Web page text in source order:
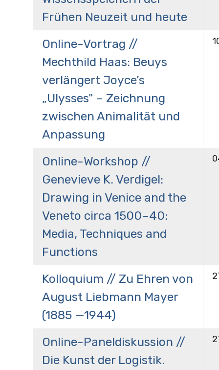
Frühen Neuzeit und heute
Online-Vortrag //
Mechthild Haas: Beuys
verlängert Joyce’s
„Ulysses" – Zeichnung
zwischen Animalität und
Anpassung
Online-Workshop //
Genevieve K. Verdigel:
Drawing in Venice and the
Veneto circa 1500–40:
Media, Techniques and
Functions
Kolloquium // Zu Ehren von
August Liebmann Mayer
(1885 —1944)
Online-Paneldiskussion //
Die Kunst der Logistik.